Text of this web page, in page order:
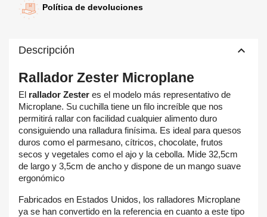
Política de devoluciones
Descripción keyboard_arrow_up
Rallador Zester Microplane
El rallador Zester es el modelo más representativo de
Microplane. Su cuchilla tiene un filo increíble que nos
permitirá rallar con facilidad cualquier alimento duro
consiguiendo una ralladura finísima. Es ideal para quesos
duros como el parmesano, cítricos, chocolate, frutos
secos y vegetales como el ajo y la cebolla. Mide 32,5cm
de largo y 3,5cm de ancho y dispone de un mango suave
ergonómico
Fabricados en Estados Unidos, los ralladores Microplane
ya se han convertido en la referencia en cuanto a este tipo